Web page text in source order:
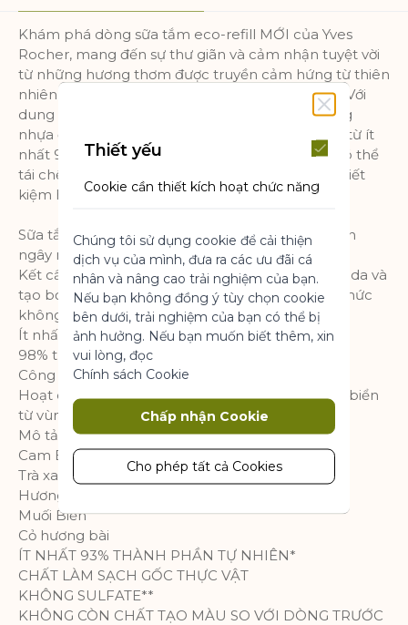
Khám phá dòng sữa tắm eco-refill MỚI của Yves
Rocher, mang đến sự thư giãn và cảm nhận tuyệt vời
từ những hương thơm được truyền cảm hứng từ thiên
nhiên Pháp với công thức không chứa Sulfate*. Với
dung tích 600ml, sản phẩm này giúp giảm lượng
nhựa đến 4 lần so với chai 400ml** và được làm từ ít
nhất 90% nhựa tái chế thu gom từ bãi biển và có thể
tái chế lại hoàn toàn! Một lựa chọn xanh hơn và tiết
kiệm hơn!
Sữa tắm không sulfate với mùi hương thiên nhiên
ngây ngất.
Kết cấu sữa tắm trơn mượt, giúp lưu hương trên da và
tạo bọt tốt nhưng không gây khô da nhờ công thức
không sulfate.
Ít nhất 93% thành phần có nguồn gốc tự nhiên.
98% thành phần có thể phân huỷ sinh học.
Công thức thuần chay.**
Hoạt chất thực vật: Chiết xuất Tảo biển và Thì là biển
từ vùng Brittany.
Mô tả mùi hương:
Cam Bergamot
Trà xanh
Hương biển cả
Muối Biển
Cỏ hương bài
ÍT NHẤT 93% THÀNH PHẦN TỰ NHIÊN*
CHẤT LÀM SẠCH GỐC THỰC VẬT
KHÔNG SULFATE**
KHÔNG CÒN CHẤT TẠO MÀU SO VỚI DÒNG TRƯỚC
Thiết yếu
Cookie cần thiết kích hoạt chức năng
thể hoạt động bình thường. Chúng
giúp làm cho một trang web có thể sử
dụng được bằng cách kích hoạt chức
năng cơ bản.
Thông số sản phẩm
Cookie tiếp thị được sử dụng để theo
dõi và thu thập các hành động của
khách truy cập trên trang web. Cookie
lưu trữ dữ liệu người dùng và thông tin
cáo nhắm mục tiêu đến nhiều nhóm
đối tượng hơn. Ngoài ra, trải nghiệm
người dùng tùy chỉnh hơn có thể
được cung cấp theo thông tin thu
thập được.
Chúng tôi sử dụng cookie để cải thiện
dịch vụ của mình, đưa ra các ưu đãi cá
nhân và nâng cao trải nghiệm của bạn.
Nếu bạn không đồng ý tùy chọn cookie
bên dưới, trải nghiệm của bạn có thể bị
ảnh hưởng. Nếu bạn muốn biết thêm, xin
vui lòng, đọc
Chính sách Cookie
Chấp nhận Cookie
Cho phép tất cả Cookies